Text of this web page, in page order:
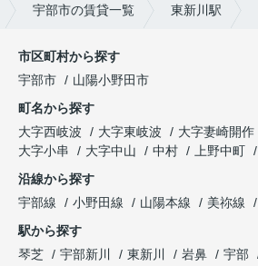
宇部市の賃貸一覧 東新川駅
市区町村から探す
宇部市
山陽小野田市
町名から探す
大字西岐波
大字東岐波 大字妻崎開作
大字小串
大字中山 中村 上野中町
沿線から探す
宇部線
小野田線 山陽本線 美祢線
駅から探す
琴芝
宇部新川 東新川 岩鼻 宇部